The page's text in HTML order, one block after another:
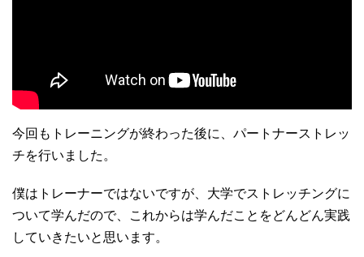
今回もトレーニングが終わった後に、パートナーストレッ
チを行いました。
僕はトレーナーではないですが、大学でストレッチングに
ついて学んだので、これからは学んだことをどんどん実践
していきたいと思います。